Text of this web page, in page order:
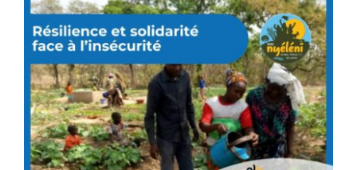
Contáctenos